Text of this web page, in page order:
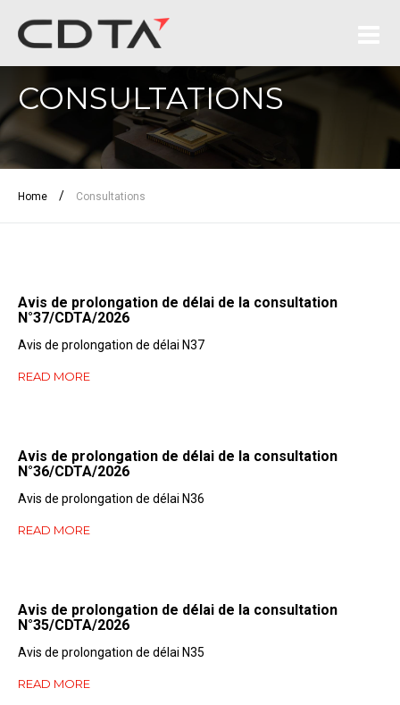
CONSULTATIONS
Home / Consultations
Avis de prolongation de délai de la consultation
N°37/CDTA/2026
Avis de prolongation de délai N37
READ MORE
Avis de prolongation de délai de la consultation
N°36/CDTA/2026
Avis de prolongation de délai N36
READ MORE
Avis de prolongation de délai de la consultation
N°35/CDTA/2026
Avis de prolongation de délai N35
READ MORE